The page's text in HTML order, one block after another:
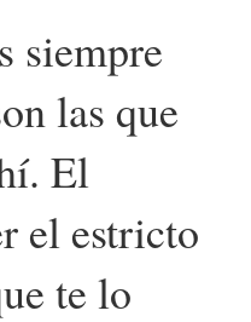
siempre
las que
El
el estricto
te lo